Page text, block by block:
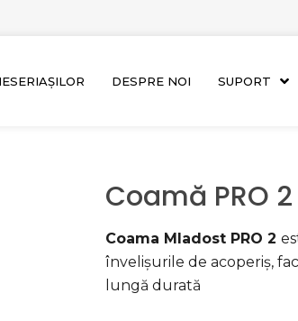
DESPRE NOI SUPORT
Coamă PRO
Coama Mladost PRO 2
învelișurile de acoperiș,
lungă durată